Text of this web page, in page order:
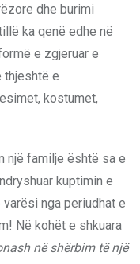
dhe burimi
ka qenë edhe në
e zgjeruar e
thjeshtë e
kostumet,
një familje është sa e
kuptimin e
nga periudhat e
Në kohët e shkuara
në shërbim të një